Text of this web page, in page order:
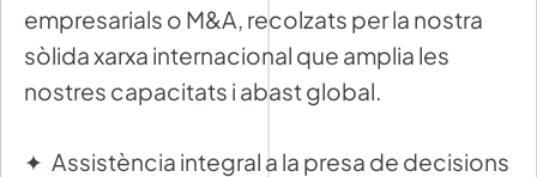
empresarials o M&A, recolzats per la nostra
sòlida xarxa internacional que amplia les
nostres capacitats i abast global.
Assistència integral a la presa de decisions